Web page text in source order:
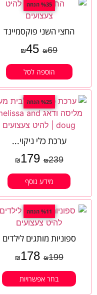
%35 הנחה
החצי השני פוקסמיינד
₪69
₪45
הוספה לסל
%25 הנחה
ערכת כלי ניקוי...
₪239
₪179
מידע נוסף
%11 הנחה
ספוניות מותגים לילדים
₪199
₪178
בחר אפשרויות